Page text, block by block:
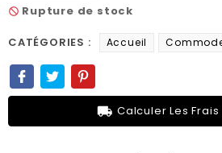
not_interested Rupture de stock
CATÉGORIES : Accueil
local_shipping Calculer Les Frais